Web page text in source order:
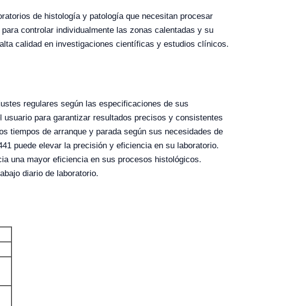
de histología y patología que necesitan procesar
controlar individualmente las zonas calentadas y su
calidad en investigaciones científicas y estudios clínicos.
regulares según las especificaciones de sus
para garantizar resultados precisos y consistentes
tiempos de arranque y parada según sus necesidades de
puede elevar la precisión y eficiencia en su laboratorio.
una mayor eficiencia en sus procesos histológicos.
diario de laboratorio.